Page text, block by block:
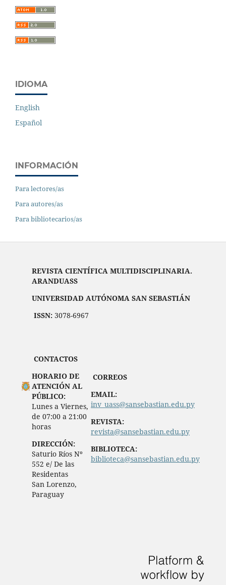
IDIOMA
English
Español
INFORMACIÓN
Para lectores/as
Para autores/as
Para bibliotecarios/as
REVISTA CIENTÍFICA MULTIDISCIPLINARIA.
ARANDUASS
UNIVERSIDAD AUTÓNOMA SAN SEBASTIÁN
ISSN: 3078-6967
CONTACTOS
HORARIO DE
ATENCIÓN AL
PÚBLICO:
Lunes a Viernes,
de 07:00 a 21:00
horas
DIRECCIÓN:
Saturio Ríos Nº
552 e/ De las
Residentas
San Lorenzo,
Paraguay
CORREOS
EMAIL:
inv_uass@sansebastian.edu.py
REVISTA:
revista@sansebastian.edu.py
BIBLIOTECA:
biblioteca@sansebastian.edu.py